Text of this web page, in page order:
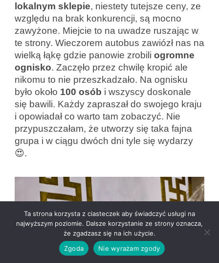
lokalnym sklepie, niestety tutejsze ceny, ze
względu na brak konkurencji, są mocno
zawyżone. Miejcie to na uwadze ruszając w
te strony. Wieczorem autobus zawiózł nas na
wielką łąkę gdzie panowie zrobili ogromne
ognisko. Zaczęło przez chwilę kropić ale
nikomu to nie przeszkadzało. Na ognisku
było około 100 osób i wszyscy doskonale
się bawili. Każdy zapraszał do swojego kraju
i opowiadał co warto tam zobaczyć. Nie
przypuszczałam, że utworzy się taka fajna
grupa i w ciągu dwóch dni tyle się wydarzy
😍.
Ta strona korzysta z ciasteczek aby świadczyć usługi na
najwyższym poziomie. Dalsze korzystanie ze strony oznacza,
że zgadzasz się na ich użycie.
Zgoda
Nie wyrażam zgody